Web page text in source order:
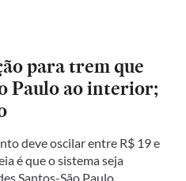
para trem que
Paulo ao interior;
deve oscilar entre R$ 19 e
é que o sistema seja
Santos-São Paulo,